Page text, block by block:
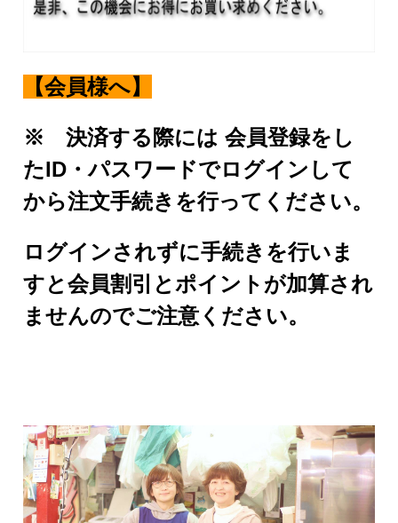
【会員様へ】
※ 決済する際には 会員登録をし
たID・パスワードでログインして
から注文手続きを行ってください。
ログインされずに手続きを行いま
すと会員割引とポイントが加算され
ませんのでご注意ください。